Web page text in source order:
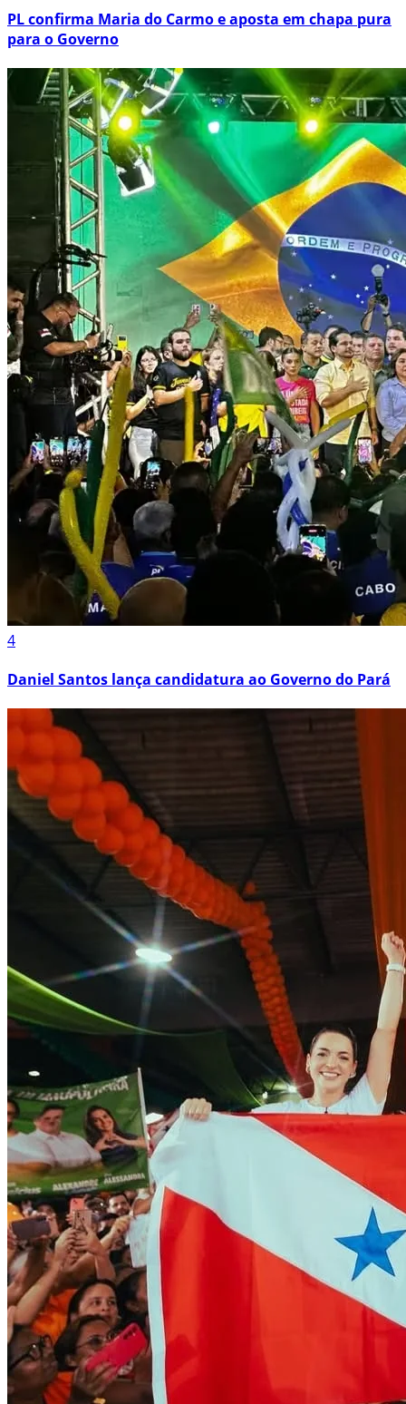
PL confirma Maria do Carmo e aposta em chapa pura
para o Governo
4
Daniel Santos lança candidatura ao Governo do Pará